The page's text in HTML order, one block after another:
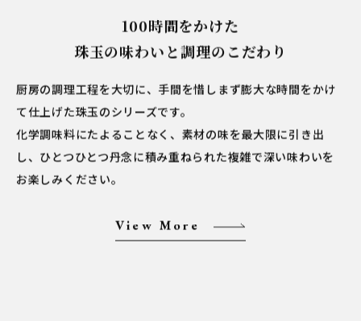
100時間をかけた
珠玉の味わいと調理のこだわり
厨房の調理工程を大切に、手間を惜しまず膨大な時間をかけ
て仕上げた珠玉のシリーズです。
化学調味料にたよることなく、素材の味を最大限に引き出
し、ひとつひとつ丹念に積み重ねられた複雑で深い味わいを
お楽しみください。
View More